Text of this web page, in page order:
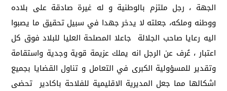
الجهة ، رجل ملتزم بالوطنية و له غيرة صادقة على بلاده
ووطنه وملكه، جعلته لا يدخر جهدا في سبيل تحقيق ما يصبوا
اليه رعايا صاحب الجلالة جاعلا المصلحة العليا للبلاد فوق كل
اعتبار ، عُرف عن الرجل انه يملك عزيمة قوية وجدية واستقامة
وتقدير للمسؤولية الكبرى في التعامل و تناول القضايا بجميع
اشكالها مما جعل المديرية الاقليمية للفلاحة باكادير تحضى